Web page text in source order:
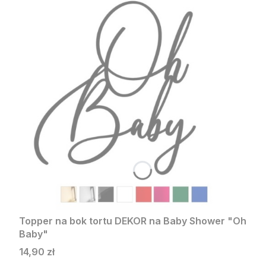
Topper na bok tortu DEKOR na Baby Shower "Oh
Baby"
Cena
14,90 zł